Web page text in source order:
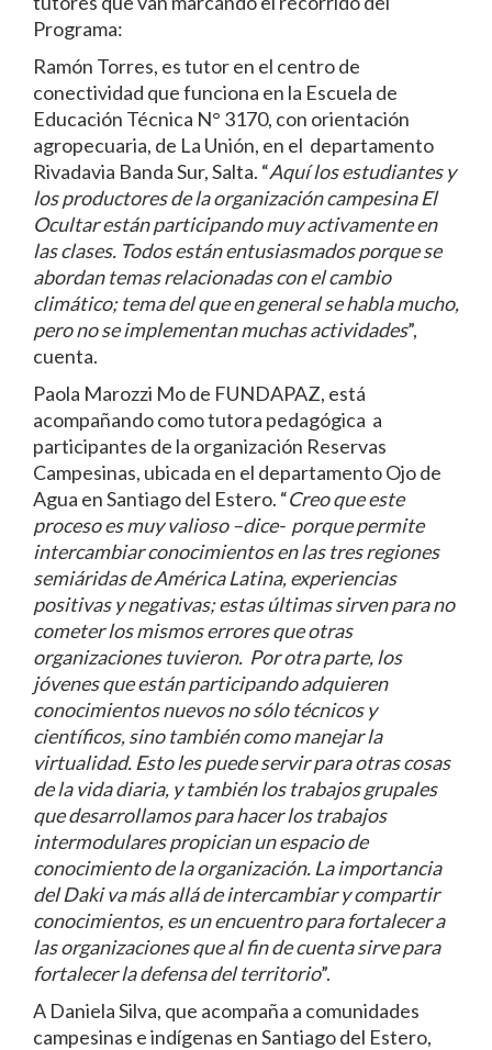
Programa:
Ramón Torres, es tutor en el centro de
conectividad que funciona en la Escuela de
Educación Técnica N° 3170, con orientación
agropecuaria, de La Unión, en el departamento
Rivadavia Banda Sur, Salta. “Aquí los estudiantes y
los productores de la organización campesina El
Ocultar están participando muy activamente en
las clases. Todos están entusiasmados porque se
abordan temas relacionadas con el cambio
climático; tema del que en general se habla mucho,
pero no se implementan muchas actividades”,
cuenta.
Paola Marozzi Mo de FUNDAPAZ, está
acompañando como tutora pedagógica a
participantes de la organización Reservas
Campesinas, ubicada en el departamento Ojo de
Agua en Santiago del Estero. “Creo que este
proceso es muy valioso –dice- porque permite
intercambiar conocimientos en las tres regiones
semiáridas de América Latina, experiencias
positivas y negativas; estas últimas sirven para no
cometer los mismos errores que otras
organizaciones tuvieron. Por otra parte, los
jóvenes que están participando adquieren
conocimientos nuevos no sólo técnicos y
científicos, sino también como manejar la
virtualidad. Esto les puede servir para otras cosas
de la vida diaria, y también los trabajos grupales
que desarrollamos para hacer los trabajos
intermodulares propician un espacio de
conocimiento de la organización. La importancia
del Daki va más allá de intercambiar y compartir
conocimientos, es un encuentro para fortalecer a
las organizaciones que al fin de cuenta sirve para
fortalecer la defensa del territorio”.
A Daniela Silva, que acompaña a comunidades
campesinas e indígenas en Santiago del Estero,